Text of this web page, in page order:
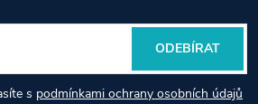
s podmínkami ochrany osobních údajů
ODEBÍRAT